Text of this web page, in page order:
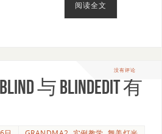
阅读全文
没有评论
与 BlindEdit 有